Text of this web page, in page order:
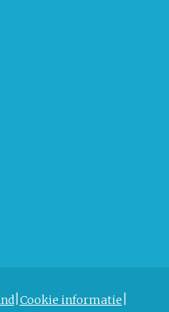
Cookie informatie